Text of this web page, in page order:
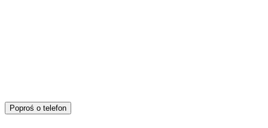
Poproś o telefon